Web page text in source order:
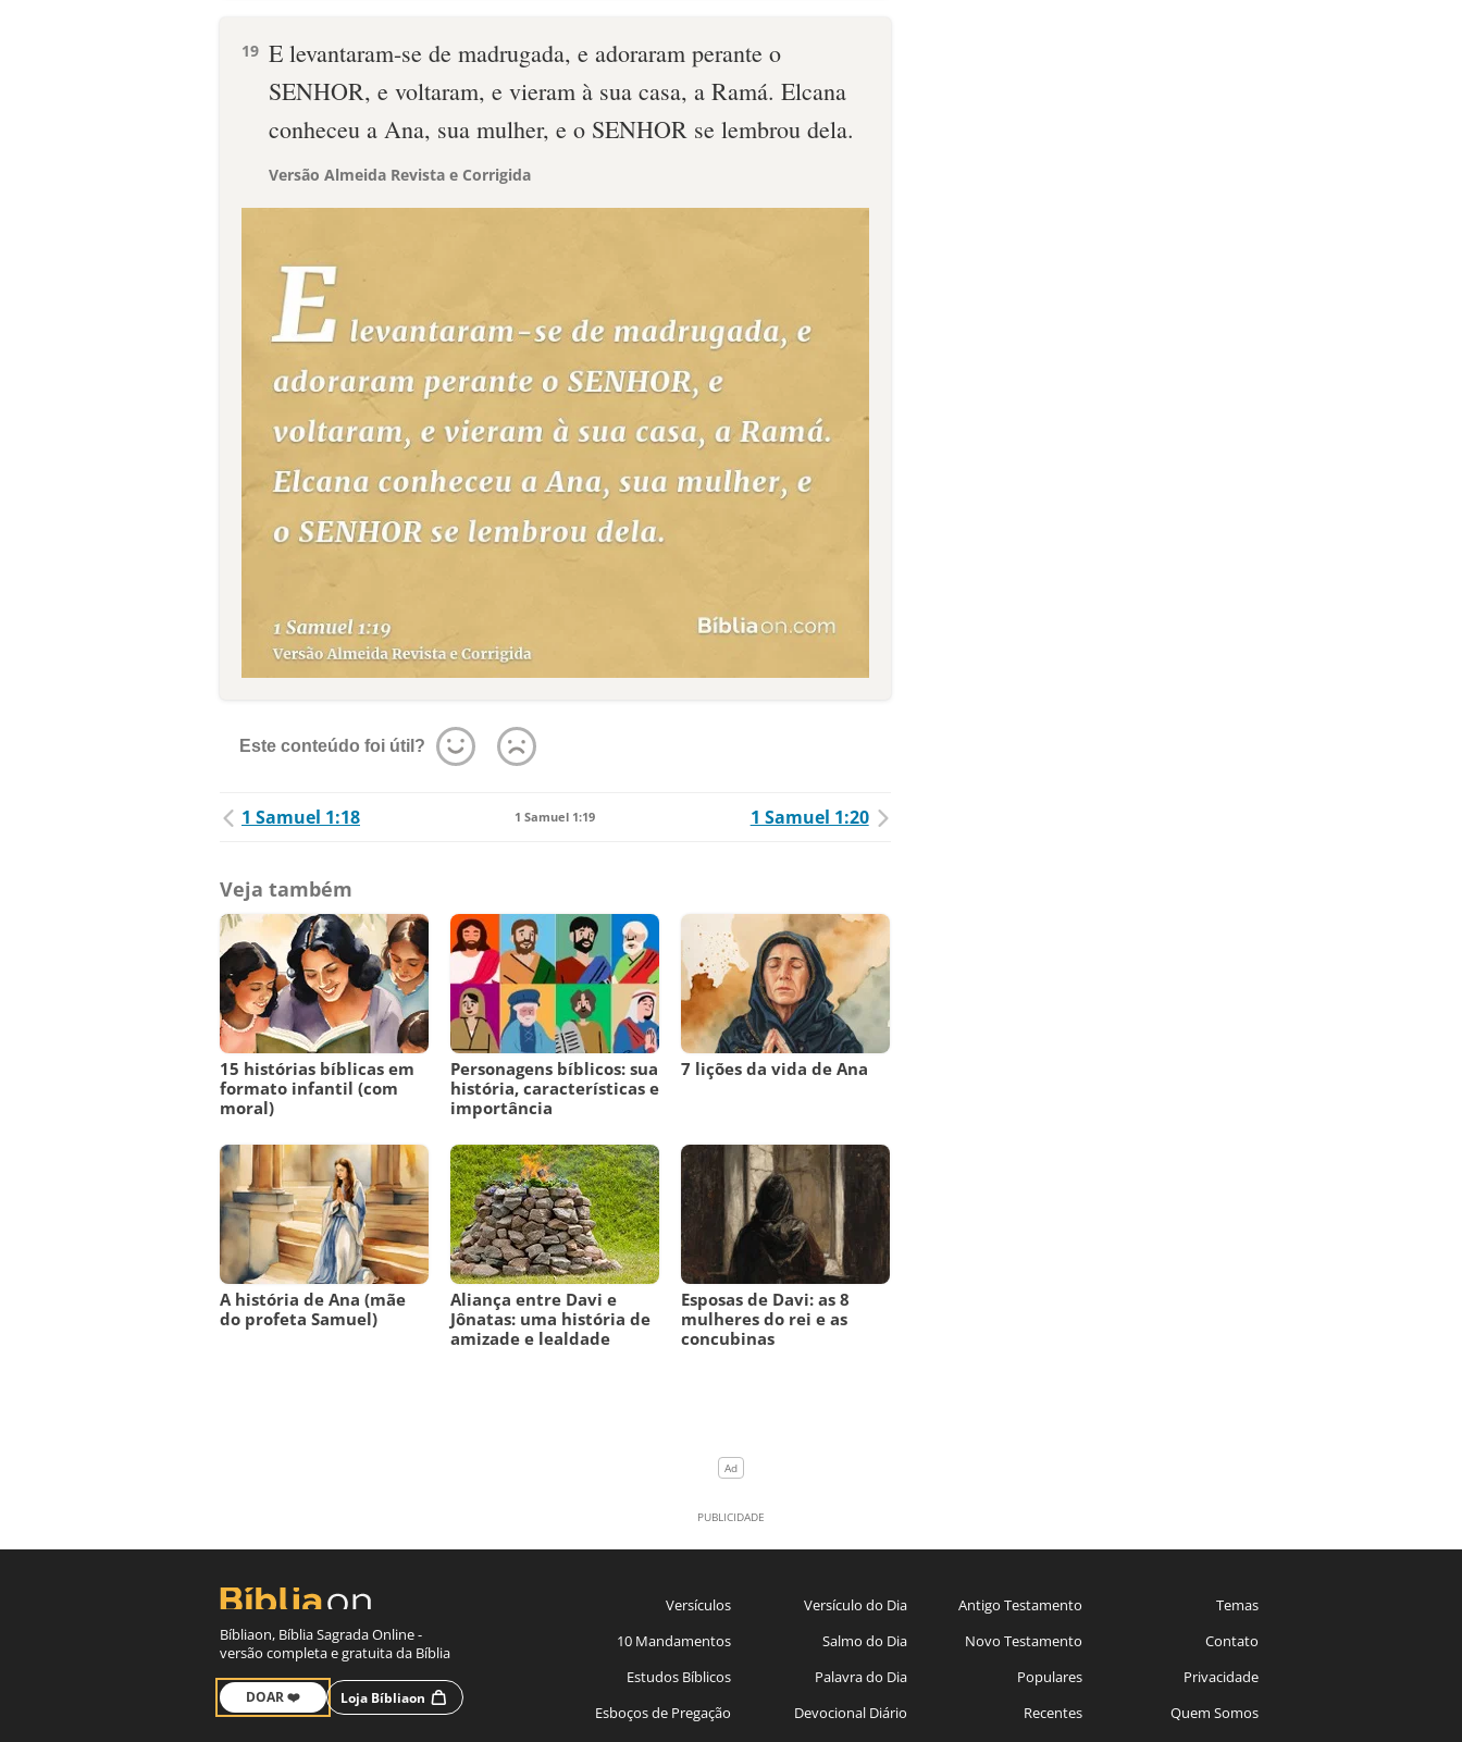
19 E levantaram-se de madrugada, e adoraram perante o
SENHOR, e voltaram, e vieram à sua casa, a Ramá. Elcana
conheceu a Ana, sua mulher, e o SENHOR se lembrou dela.
Versão Almeida Revista e Corrigida
Este conteúdo foi útil?
1 Samuel 1:18 1 Samuel 1:19 1 Samuel 1:20
Veja também
15 histórias bíblicas em
formato infantil (com
moral)
Personagens bíblicos: sua
história, características e
importância
7 lições da vida de Ana
A história de Ana (mãe
do profeta Samuel)
Aliança entre Davi e
Jônatas: uma história de
amizade e lealdade
Esposas de Davi: as 8
mulheres do rei e as
concubinas
Bíbliaon, Bíblia Sagrada Online -
versão completa e gratuita da Bíblia
DOAR ❤️ Loja Bíbliaon
Versículos
10 Mandamentos
Estudos Bíblicos
Esboços de Pregação
Versículo do Dia
Salmo do Dia
Palavra do Dia
Devocional Diário
Antigo Testamento
Novo Testamento
Populares
Recentes
Temas
Contato
Privacidade
Quem Somos